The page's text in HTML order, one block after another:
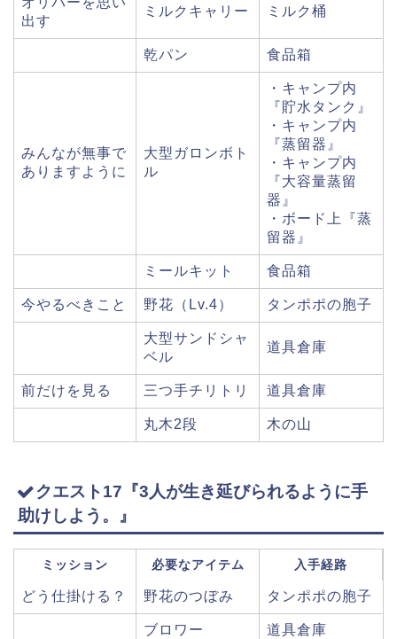
出す
ミルクキャリー ミルク桶
乾パン 食品箱
みんなが無事で
ありますように
大型ガロンボト
ル
・キャンプ内
『貯水タンク』
・キャンプ内
『蒸留器』
・キャンプ内
『大容量蒸留
器』
・ボード上『蒸
留器』
ミールキット 食品箱
今やるべきこと 野花（Lv.4） タンポポの胞子
大型サンドシャ
ベル
道具倉庫
前だけを見る 三つ手チリトリ 道具倉庫
丸木2段 木の山
クエスト17『3人が生き延びられるように手
助けしよう。』
ミッション 必要なアイテム 入手経路
どう仕掛ける？ 野花のつぼみ タンポポの胞子
ブロワー 道具倉庫